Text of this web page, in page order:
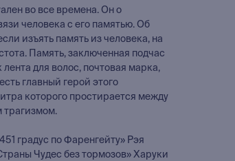
во все времена. Он о
человека с его памятью. Об
изъять память из человека, на
Память, заключенная подчас
для волос, почтовая марка,
главный герой этого
которого простирается между
трагизмом.
градус по Фаренгейту» Рэя
Чудес без тормозов» Харуки